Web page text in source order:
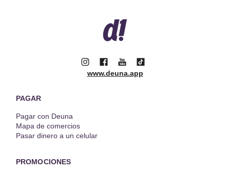
www.deuna.app
PAGAR
Pagar con Deuna
Mapa de comercios
Pasar dinero a un celular
PROMOCIONES